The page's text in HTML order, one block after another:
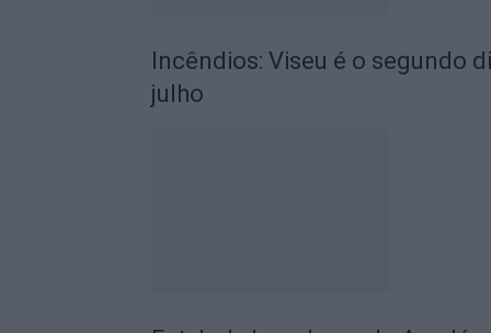
Incêndios: Viseu é o segundo
julho